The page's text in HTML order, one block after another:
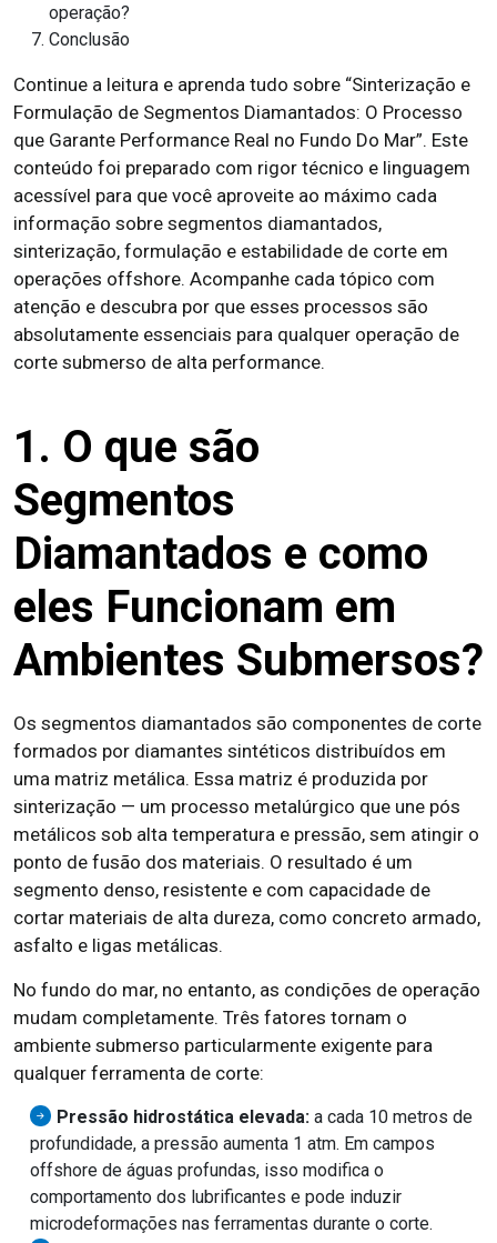
operação?
Conclusão
Continue a leitura e aprenda tudo sobre “Sinterização e
Formulação de Segmentos Diamantados: O Processo
que Garante Performance Real no Fundo Do Mar”. Este
conteúdo foi preparado com rigor técnico e linguagem
acessível para que você aproveite ao máximo cada
informação sobre segmentos diamantados,
sinterização, formulação e estabilidade de corte em
operações offshore. Acompanhe cada tópico com
atenção e descubra por que esses processos são
absolutamente essenciais para qualquer operação de
corte submerso de alta performance.
1. O que são
Segmentos
Diamantados e como
eles Funcionam em
Ambientes Submersos?
Os segmentos diamantados são componentes de corte
formados por diamantes sintéticos distribuídos em
uma matriz metálica. Essa matriz é produzida por
sinterização — um processo metalúrgico que une pós
metálicos sob alta temperatura e pressão, sem atingir o
ponto de fusão dos materiais. O resultado é um
segmento denso, resistente e com capacidade de
cortar materiais de alta dureza, como concreto armado,
asfalto e ligas metálicas.
No fundo do mar, no entanto, as condições de operação
mudam completamente. Três fatores tornam o
ambiente submerso particularmente exigente para
qualquer ferramenta de corte:
Pressão hidrostática elevada: a cada 10 metros de
profundidade, a pressão aumenta 1 atm. Em campos
offshore de águas profundas, isso modifica o
comportamento dos lubrificantes e pode induzir
microdeformações nas ferramentas durante o corte.